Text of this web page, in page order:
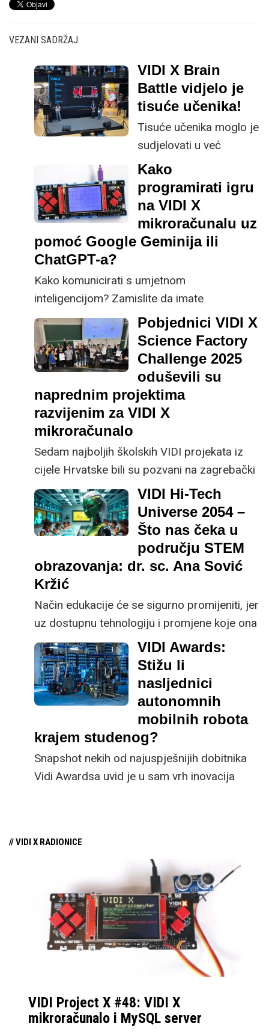
VEZANI SADRŽAJ:
VIDI X Brain
Battle vidjelo je
tisuće učenika!
Tisuće učenika moglo je
sudjelovati u već
popularnom kvizu
znanja koji se odvija
putem VIDI X
mikroračunala.
Kako
programirati igru
na VIDI X
mikroračunalu uz
pomoć Google Geminija ili
ChatGPT-a?
Kako komunicirati s umjetnom
inteligencijom? Zamislite da imate
pomoćnika koji barata programskim
jezicima, ali ne može znati što vam zapravo
treba dok mu to ne objasnite u detalje.
Nema čitanja između redova, nema intuicije,
samo stroge i precizne upute. Kao
kad podučavate početnika koji je pun
potencijala, ali još uvijek hvata osnove
sveobuhvatnost i strpljivo vođenje.
Pobjednici VIDI X
Science Factory
Challenge 2025
oduševili su
naprednim projektima
razvijenim za VIDI X
mikroračunalo
Sedam najboljih školskih VIDI projekata iz
cijele Hrvatske bili su pozvani na zagrebački
PMF gdje smo im dali priliku da prezentiraju
svoje pobjedničke VIDI X projekte te među
njima odaberemo 3 najbolja od najboljih.
VIDI Hi-Tech
Universe 2054 –
Što nas čeka u
području STEM
obrazovanja: dr. sc. Ana Sović
Kržić
Način edukacije će se sigurno promijeniti, jer
uz dostupnu tehnologiju i promjene koje ona
unosi u živote djece od njihovog rođenja
(počevši od kratke koncentracije, brzih video
materijala, dostupnosti svih mogućih
informacija na mobitelu ili satu), tradicionalni
način će postati neodrživ - dr. sc. Ana Sović
Kržić s Fakulteta elektrotehnike i
računarstva.
VIDI Awards:
Stižu li
nasljednici
autonomnih
mobilnih robota
krajem studenog?
Snapshot nekih od najuspješnijih dobitnika
Vidi Awardsa uvid je u sam vrh inovacija
// VIDI X RADIONICE
VIDI Project X #48: VIDI X
mikroračunalo i MySQL server